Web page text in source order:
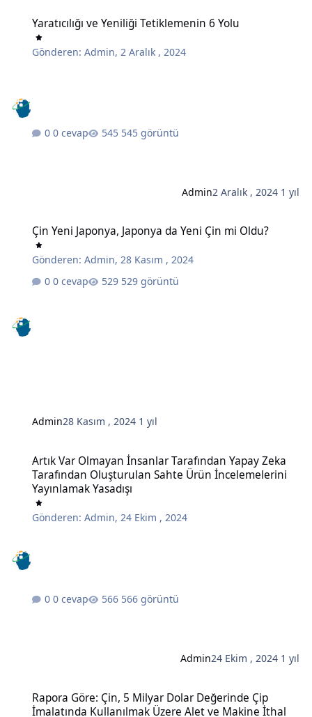
Yaratıcılığı ve Yeniliği Tetiklemenin 6 Yolu
Gönderen:Admin,2 Aralık , 2024
0 cevap 545 görüntü
Admin2 Aralık , 2024 1 yıl
Çin Yeni Japonya, Japonya da Yeni Çin mi Oldu?
Gönderen:Admin,28 Kasım , 2024
0 cevap
529 görüntü
Admin28 Kasım , 2024 1 yıl
Artık Var Olmayan İnsanlar Tarafından Yapay Zeka
Tarafından Oluşturulan Sahte Ürün İncelemelerini
Yayınlamak Yasadışı
Gönderen:Admin,24 Ekim , 2024
0 cevap 566 görüntü
Admin24 Ekim , 2024 1 yıl
Rapora Göre: Çin, 5 Milyar Dolar Değerinde Çip
İmalatında Kullanılmak Üzere Alet ve Makine İthal